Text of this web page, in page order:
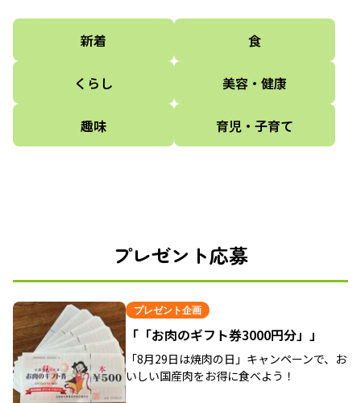
新着 食
くらし 美容・健康
趣味 育児・子育て
プレゼント応募
プレゼント企画
「「お肉のギフト券3000円分」」
「8月29日は焼肉の日」キャンペーンで、お
いしい国産肉をお得に食べよう！